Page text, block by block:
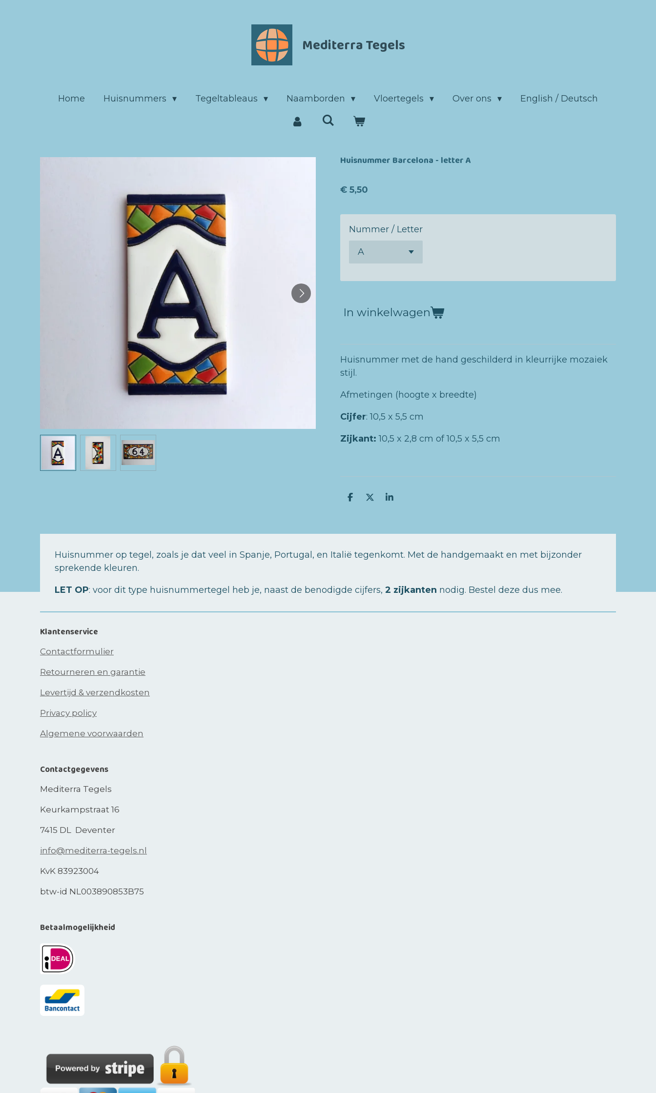
Mediterra Tegels
Home Huisnummers Tegeltableaus Naamborden Vloertegels Over ons English / Deutsch
Huisnummer Barcelona - letter A
€ 5,50
Nummer / Letter
In winkelwagen
Huisnummer met de hand geschilderd in kleurrijke mozaiek
stijl.
Afmetingen (hoogte x breedte)
Cijfer: 10,5 x 5,5 cm
Zijkant: 10,5 x 2,8 cm of 10,5 x 5,5 cm
D
n
D
S
e
Huisnummer op tegel, zoals je dat veel in Spanje, Portugal, en Italië tegenkomt. Met de handgemaakt en met bijzonder
sprekende kleuren.
LET OP: voor dit type huisnummertegel heb je, naast de benodigde cijfers, 2 zijkanten nodig. Bestel deze dus mee.
Klantenservice
Contactformulier
Retourneren en garantie
Levertijd & verzendkosten
Privacy policy
Algemene voorwaarden
Contactgegevens
Mediterra Tegels
Keurkampstraat 16
7415 DL Deventer
info@mediterra-tegels.nl
KvK 83923004
btw-id NL003890853B75
Betaalmogelijkheid